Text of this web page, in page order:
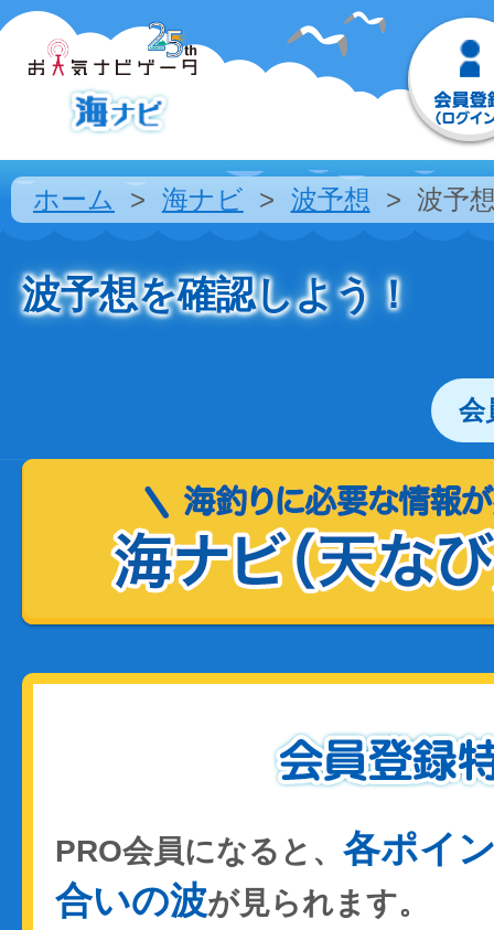
ホーム 海ナビ 波予想 波予
波予想を確認しよう！
会
PRO会員になると、 各ポイ
合いの波が見られます。